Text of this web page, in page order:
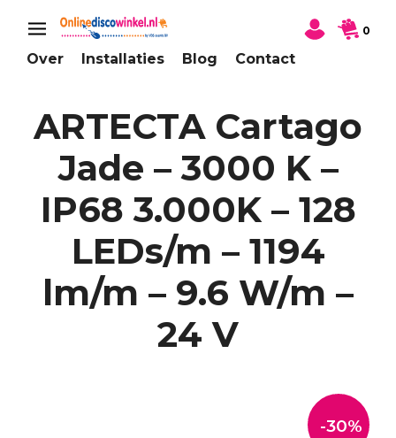
Over Installaties Blog Contact
0
ARTECTA Cartago
Jade – 3000 K –
IP68 3.000K – 128
LEDs/m – 1194
lm/m – 9.6 W/m –
24 V
-30%